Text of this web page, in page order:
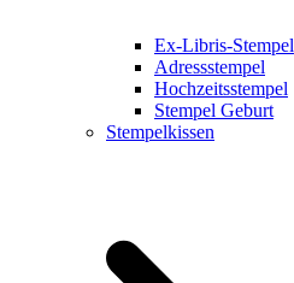
Ex-Libris-Stempel
Adressstempel
Hochzeitsstempel
Stempel Geburt
Stempelkissen